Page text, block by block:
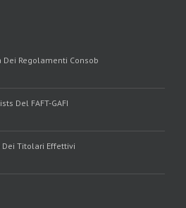
Regolamenti Consob
Del FAFT-GAFI
Dei Titolari Effettivi